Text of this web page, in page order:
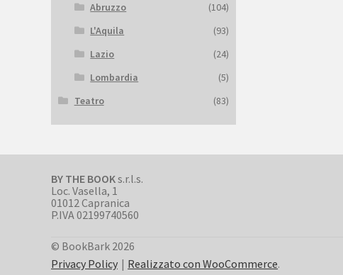
Abruzzo
(104)
L'Aquila
(93)
Lazio
(24)
Lombardia
(5)
Teatro
(83)
BY THE BOOKs.r.l.s.
Loc. Vasella, 1
01012 Capranica
P.IVA 02199740560
© BookBark 2026
Privacy Policy
Realizzato con WooCommerce.